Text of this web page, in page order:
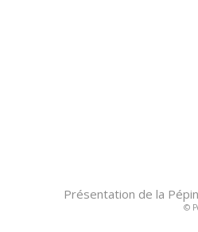
Présentation de la
©